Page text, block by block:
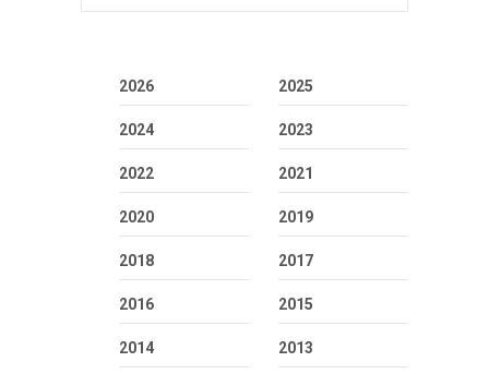
2026 2025
2024 2023
2022 2021
2020 2019
2018 2017
2016 2015
2014 2013